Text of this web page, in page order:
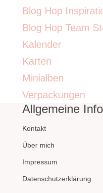
Blog Hop
Blog Hop Team
Kalender
Karten
Minialben
Verpackungen
Allgemeine
Kontakt
Über mich
Impressum
Datenschutzerklärung